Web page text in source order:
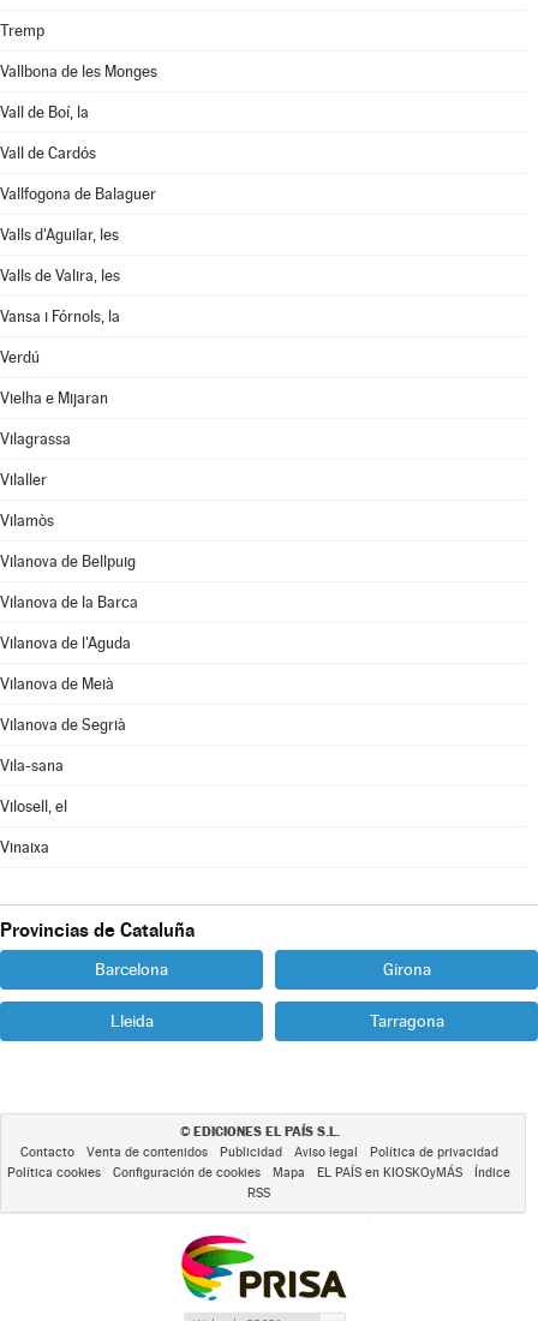
Tremp
Vallbona de les Monges
Vall de Boí, la
Vall de Cardós
Vallfogona de Balaguer
Valls d'Aguilar, les
Valls de Valira, les
Vansa i Fórnols, la
Verdú
Vielha e Mijaran
Vilagrassa
Vilaller
Vilamòs
Vilanova de Bellpuig
Vilanova de la Barca
Vilanova de l'Aguda
Vilanova de Meià
Vilanova de Segrià
Vila-sana
Vilosell, el
Vinaixa
Provincias de Cataluña
Barcelona Girona
Lleida Tarragona
© EDICIONES EL PAÍS S.L.
Contacto Venta de contenidos Publicidad Aviso legal
Política de privacidad
Política cookies
Configuración de cookies Mapa EL PAÍS en KIOSKOyMÁS
Índice
RSS